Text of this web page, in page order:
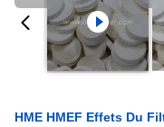
HME HMEF Effets Du